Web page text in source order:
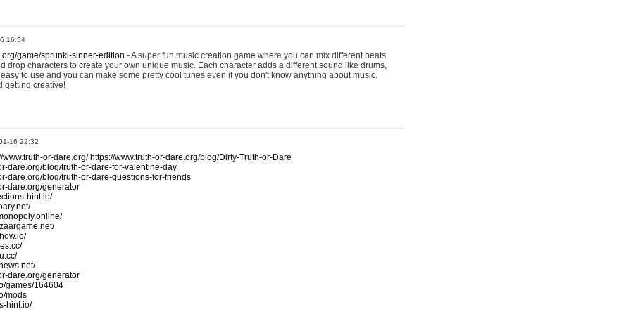
16:54
game/sprunki-sinner-edition - A super fun music creation game where you can mix different beats
drop characters to create your own unique music. Each character adds a different sound like drums,
to use and you can make some pretty cool tunes even if you don't know anything about music.
getting creative!
16 22:32
www.truth-or-dare.org/ https://www.truth-or-dare.org/blog/Dirty-Truth-or-Dare
dare.org/blog/truth-or-dare-for-valentine-day
dare.org/blog/truth-or-dare-questions-for-friends
dare.org/generator
hint.io/
dare.org/generator
games/164604
mods
hint.io/